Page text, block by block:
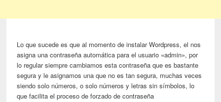
Lo que sucede es que al momento de instalar Wordpress, el nos
asigna una contraseña automática para el usuario «admin», por
lo regular siempre cambiamos esta contraseña que es bastante
segura y le asignamos una que no es tan segura, muchas veces
siendo solo números, o solo números y letras sin símbolos, lo
que facilita el proceso de forzado de contraseña